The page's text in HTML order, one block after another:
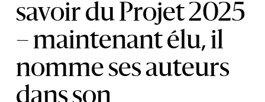
savoir du Projet 2025
– maintenant élu, il
nomme ses auteurs